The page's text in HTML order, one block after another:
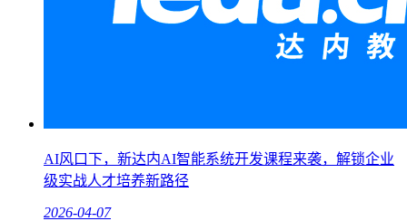
AI风口下，新达内AI智能系统开发课程来袭，解锁企业
级实战人才培养新路径
2026-04-07